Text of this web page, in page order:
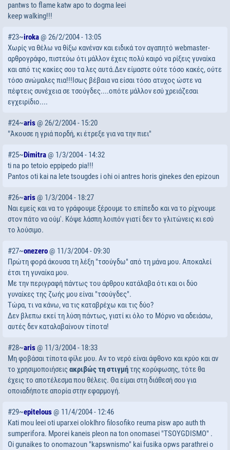
pantws to flame katw apo to dogma leei
keep walking!!!
#23~iroka@ 26/2/2004 - 13:05
Χωρίς να θέλω να θίξω κανέναν και ειδικά τον αγαπητό webmaster-
αρθρογράφο, πιστεύω ότι μάλλον έχεις πολύ καιρό να ρίξεις γυναίκα
και από τις κακίες σου τα λες αυτά.Δεν είμαστε ούτε τόσο κακές, ούτε
τόσο ανώμαλες πια!!!Ισως βέβαια να είσαι τόσο ατυχος ώστε να
πέφτεις συνέχεια σε τσούγδες....οπότε μάλλον εσύ χρειάζεσαι
εγχειρίδιο....
#24~aris @ 26/2/2004 - 15:20
"Άκουσε η γριά πορδή, κι έτρεξε για να την πιει"
#25~ Dimitra@ 1/3/2004 - 14:32
ti na po tetoio eppipedo pia!!!
Pantos oti kai na lete tsougdes i ohi oi antres horis ginekes den epizoun
#26~aris @ 1/3/2004 - 18:27
Ναι εμείς και να το γράφουμε ξέρουμε το επίπεδο και να το ρίχνουμε
στον πάτο να ούμ'. Κόψε λάσπη λοιπόν γιατί δεν το γλιτώνεις κι εσύ
το λούσιμο.
#27~onezero@ 11/3/2004 - 09:30
Πρώτη φορά άκουσα τη λέξη "τσούγδω" από τη μάνα μου. Αποκαλεί
έτσι τη γυναίκα μου.
Με την περιγραφή πάντως του άρθρου κατάλαβα ότι και οι δύο
γυναίκες της ζωής μου είναι "τσούγδες".
Τώρα, τι να κάνω, να τις καταβρέχω και τις δύο?
Δεν βλεπω εκεί τη λύση πάντως, γιατί κι όλο το Μόρνο να αδειάσω,
αυτές δεν καταλαβαίνουν τίποτα!
#28~aris @ 11/3/2004 - 18:33
Μη φοβάσαι τίποτα φίλε μου. Αν το νερό είναι άφθονο και κρύο και αν
το χρησιμοποιήσειςακριβώς τη στιγμήτης κορύφωσης, τότε θα
έχεις το αποτέλεσμα που θέλεις. Θα είμαι στη διάθεσή σου για
οποιαδήποτε απορία στην εφαρμογή.
#29~epitelous@ 11/4/2004 - 12:46
Kati mou leei oti uparxei oloklhro filosofiko reuma pisw apo auth th
sumperifora. Mporei kaneis pleon na ton onomasei "TSOYGDISMO" .
Oi gunaikes to onomazoun "kapswnismo" kai fusika opws parathrei o